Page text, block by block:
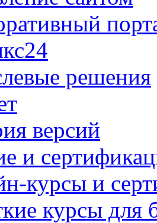
решения
версий
и
курсы и
курсы для